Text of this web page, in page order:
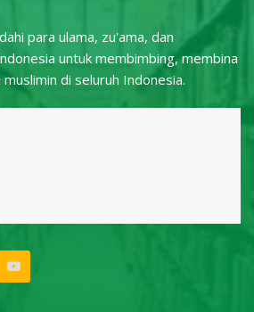
para ulama, zu'ama, dan
untuk membimbing, membina
di seluruh Indonesia.